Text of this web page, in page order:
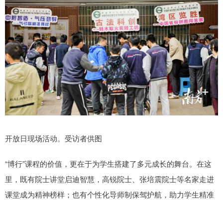
开放日现场活动。受访者供图
“博行”课程的价值，更在于为学生搭建了多元成长的舞台。在这
里，既有院士讲堂启迪智慧，高锐院士、张培震院士等名家走进
课堂成为精神榜样；也有个性化导师制保驾护航，助力学生精准